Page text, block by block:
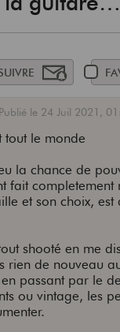
Publié le 24 Juil 2021,
tout le monde
la chance de
fait
et son choix, est
shooté en me
rien de nouveau
passant par le
ou vintage, les